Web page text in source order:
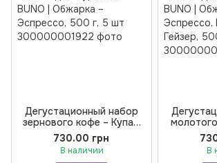
Дегустационный набор
зернового кофе – Купаж
"Топ 5" для Турки от
BUNO | Обжарка –
Эспрессо, 500 г, 5 шт
730.00 грн
В наличии
"Топ 5"
Эспрессо,
В